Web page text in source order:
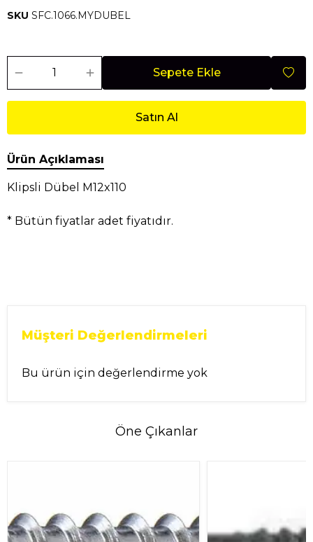
SKU SFC.1066.MYDUBEL
Sepete Ekle
Satın Al
Ürün Açıklaması
Klipsli Dübel M12x110
* Bütün fiyatlar adet fiyatıdır.
Müşteri Değerlendirmeleri
Bu ürün için değerlendirme yok
Öne Çıkanlar